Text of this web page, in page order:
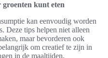
groenten kunt eten
kan eenvoudig worden
Deze tips helpen niet alleen
maar bevorderen ook
om creatief te zijn in
in de maaltijden.